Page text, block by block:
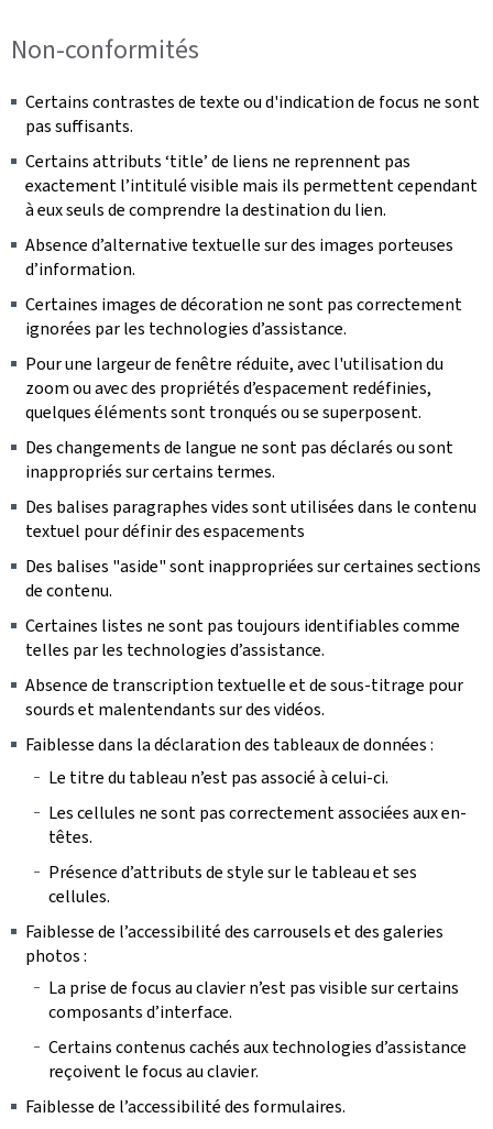
Non-conformités
Certains contrastes de texte ou d'indication de focus ne sont
pas suffisants.
Certains attributs ‘title’ de liens ne reprennent pas
exactement l’intitulé visible mais ils permettent cependant
à eux seuls de comprendre la destination du lien.
Absence d’alternative textuelle sur des images porteuses
d’information.
Certaines images de décoration ne sont pas correctement
ignorées par les technologies d’assistance.
Pour une largeur de fenêtre réduite, avec l'utilisation du
zoom ou avec des propriétés d’espacement redéfinies,
quelques éléments sont tronqués ou se superposent.
Des changements de langue ne sont pas déclarés ou sont
inappropriés sur certains termes.
Des balises paragraphes vides sont utilisées dans le contenu
textuel pour définir des espacements
Des balises "aside" sont inappropriées sur certaines sections
de contenu.
Certaines listes ne sont pas toujours identifiables comme
telles par les technologies d’assistance.
Absence de transcription textuelle et de sous-titrage pour
sourds et malentendants sur des vidéos.
Faiblesse dans la déclaration des tableaux de données :
Le titre du tableau n’est pas associé à celui-ci.
Les cellules ne sont pas correctement associées aux en-
têtes.
Présence d’attributs de style sur le tableau et ses
cellules.
Faiblesse de l’accessibilité des carrousels et des galeries
photos :
La prise de focus au clavier n’est pas visible sur certains
composants d’interface.
Certains contenus cachés aux technologies d’assistance
reçoivent le focus au clavier.
Faiblesse de l’accessibilité des formulaires.